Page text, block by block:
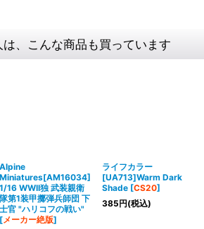
、こんな商品も買っています
Alpine
Miniatures[AM16034]
1/16 WWII独 武装親衛
隊第1装甲擲弾兵師団 下
士官 "ハリコフの戦い"
[メーカー絶版]
ライフカラー
[UA713]Warm Dark
Shade [CS20]
385円(税込)